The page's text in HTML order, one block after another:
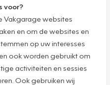
voor?
Vakgarage websites
en om de websites en
op uw interesses
ook worden gebruikt om
activiteiten en sessies
Ook gebruiken wij